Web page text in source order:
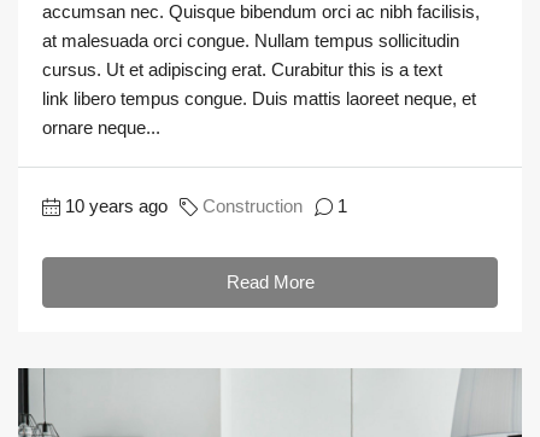
accumsan nec. Quisque bibendum orci ac nibh facilisis,
at malesuada orci congue. Nullam tempus sollicitudin
cursus. Ut et adipiscing erat. Curabitur this is a text
link libero tempus congue. Duis mattis laoreet neque, et
ornare neque...
10 years ago Construction 1
Read More